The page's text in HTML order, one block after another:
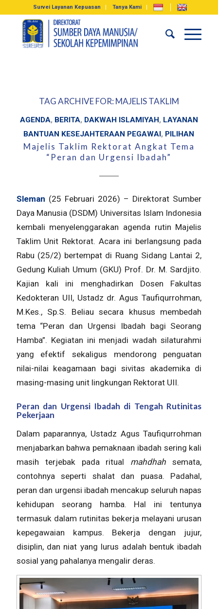
Survei Layanan Kepuasan Tanya Kami
TAG ARCHIVE FOR: MAJELIS TAKLIM
AGENDA, BERITA, DAKWAH ISLAMIYAH, LAYANAN
BANTUAN KESEJAHTERAAN PEGAWAI, PILIHAN
Majelis Taklim Rektorat Angkat Tema
“Peran dan Urgensi Ibadah”
Sleman (25 Februari 2026) – Direktorat Sumber
Daya Manusia (DSDM) Universitas Islam Indonesia
kembali menyelenggarakan agenda rutin Majelis
Taklim Unit Rektorat. Acara ini berlangsung pada
Rabu (25/2) bertempat di Ruang Sidang Lantai 2,
Gedung Kuliah Umum (GKU) Prof. Dr. M. Sardjito.
Kajian kali ini menghadirkan Dosen Fakultas
Kedokteran UII, Ustadz dr. Agus Taufiqurrohman,
M.Kes., Sp.S. Beliau secara khusus membedah
tema “Peran dan Urgensi Ibadah bagi Seorang
Hamba”. Kegiatan ini menjadi wadah silaturahmi
yang efektif sekaligus mendorong penguatan
nilai-nilai keagamaan bagi sivitas akademika di
masing-masing unit lingkungan Rektorat UII.
Peran dan Urgensi Ibadah di Tengah Rutinitas
Pekerjaan
Dalam paparannya, Ustadz Agus Taufiqurrohman
menjabarkan bahwa pemaknaan ibadah sering kali
masih terjebak pada ritual mahdhah semata,
contohnya seperti shalat dan puasa. Padahal,
peran dan urgensi ibadah mencakup seluruh napas
kehidupan seorang hamba. Hal ini tentunya
termasuk dalam rutinitas bekerja melayani urusan
kepegawaian kampus. Bekerja dengan jujur,
disiplin, dan niat yang lurus adalah bentuk ibadah
sosial yang pahalanya mengalir deras.